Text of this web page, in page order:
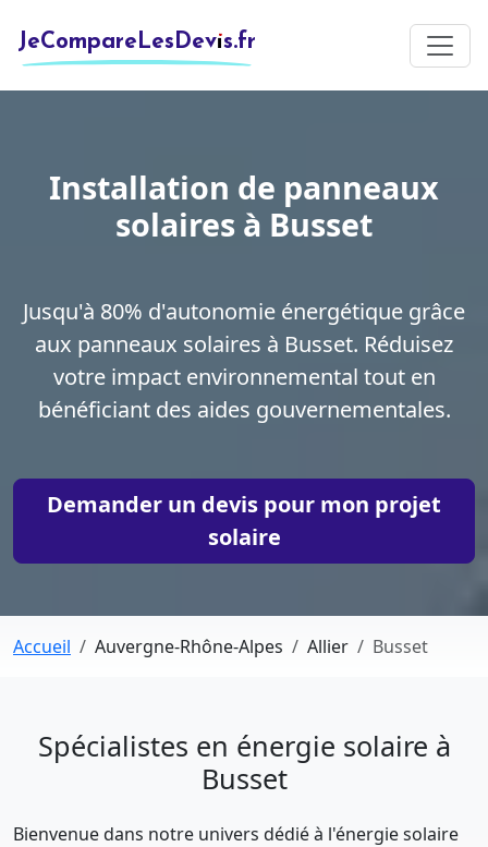
JeCompareLesDevis.fr
Installation de panneaux
solaires à Busset
Jusqu'à 80% d'autonomie énergétique grâce
aux panneaux solaires à Busset. Réduisez
votre impact environnemental tout en
bénéficiant des aides gouvernementales.
Demander un devis pour mon projet
solaire
Accueil Auvergne-Rhône-Alpes Allier Busset
Spécialistes en énergie solaire à
Busset
Bienvenue dans notre univers dédié à l'énergie solaire